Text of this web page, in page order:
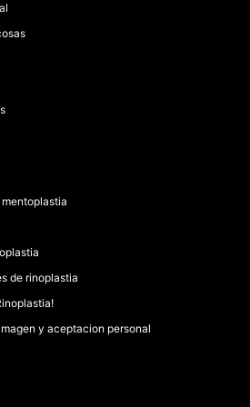
de rinoplastia
y aceptacion personal